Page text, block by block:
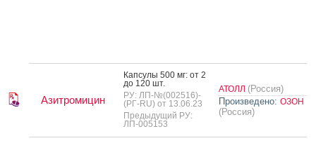
Азитромицин
Кап­су­лы 500 мг: от 2
до 120 шт.
РУ: ЛП-№(002516)-
(РГ-RU) от 13.06.23
Предыдущий РУ:
ЛП-005153
АТОЛЛ (Россия)
Произведено: ОЗОН
(Россия)